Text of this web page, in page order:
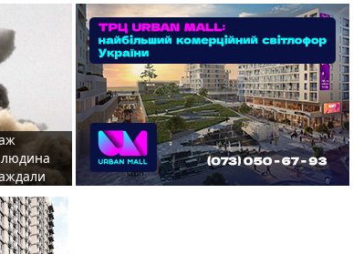
людина